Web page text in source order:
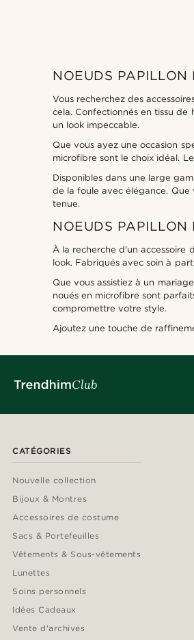
NOEUDS PAPILLON
Vous recherchez des
cela. Confectionnés en tissu
un look impeccable.
Que vous ayez une occasion
microfibre sont le choix idéal.
Disponibles dans une large
de la foule avec élégance.
tenue.
NOEUDS PAPILLON
À la recherche d'un accessoire
look. Fabriqués avec soin à
Que vous assistiez à un
noués en microfibre sont
compromettre votre style.
Ajoutez une touche de
CATÉGORIES
Nouvelle collection
Bijoux & Montres
Accessoires de costume
Sacs & Portefeuilles
Vêtements & Sous-vêtements
Lunettes
Soins personnels
Idées Cadeaux
Vente d'archives